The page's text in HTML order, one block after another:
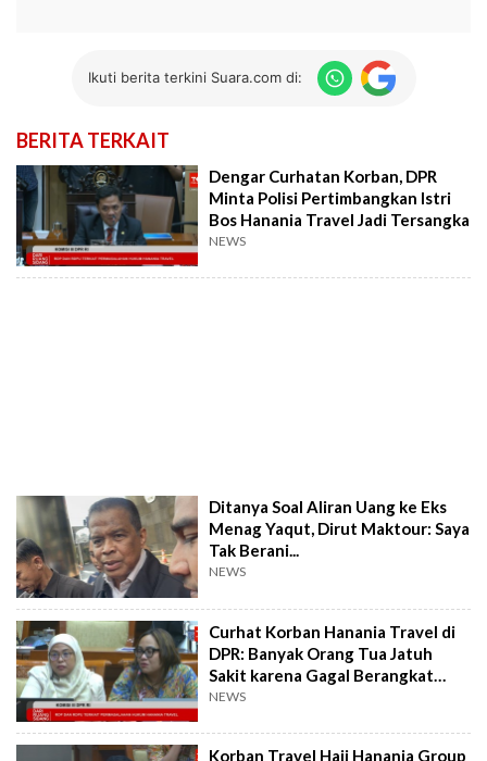
Ikuti berita terkini Suara.com di:
BERITA TERKAIT
Dengar Curhatan Korban, DPR
Minta Polisi Pertimbangkan Istri
Bos Hanania Travel Jadi Tersangka
NEWS
Ditanya Soal Aliran Uang ke Eks
Menag Yaqut, Dirut Maktour: Saya
Tak Berani...
NEWS
Curhat Korban Hanania Travel di
DPR: Banyak Orang Tua Jatuh
Sakit karena Gagal Berangkat
Umrah
NEWS
Korban Travel Haji Hanania Group